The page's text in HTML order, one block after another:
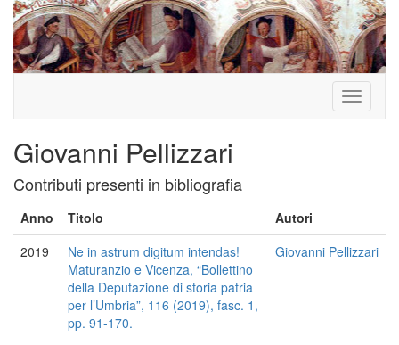
Toggle
Giovanni Pellizzari
Contributi presenti in bibliografia
Anno Titolo
Autori
2019
Ne in astrum digitum intendas!
Maturanzio e Vicenza, “Bollettino
della Deputazione di storia patria
per l’Umbria”, 116 (2019), fasc. 1,
pp. 91-170.
Giovanni Pellizzari